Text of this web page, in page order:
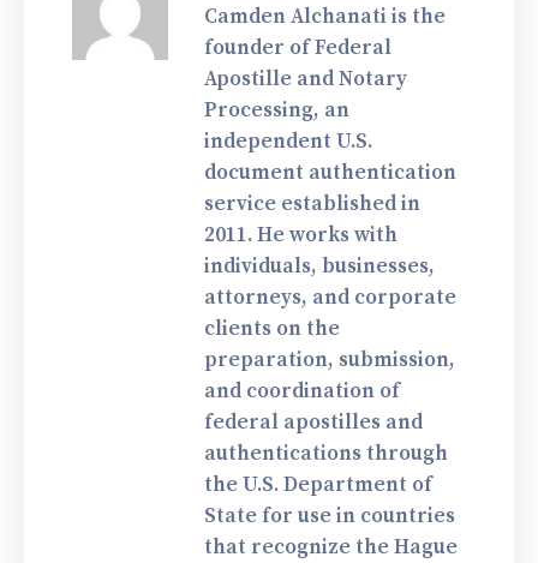
Camden Alchanati is the
founder of Federal
Apostille and Notary
Processing, an
independent U.S.
document authentication
service established in
2011. He works with
individuals, businesses,
attorneys, and corporate
clients on the
preparation, submission,
and coordination of
federal apostilles and
authentications through
the U.S. Department of
State for use in countries
that recognize the Hague